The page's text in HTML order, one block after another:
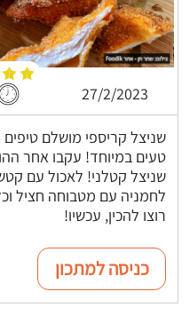
27/2/2023
שניצל קריספי מושלם
טעים במיוחד! עקבו אחר
שניצל קטלני! לאכול עם
לחמניה עם מטבוחה חציל
רוצו להכין, עכשיו!
כניסה למתכון